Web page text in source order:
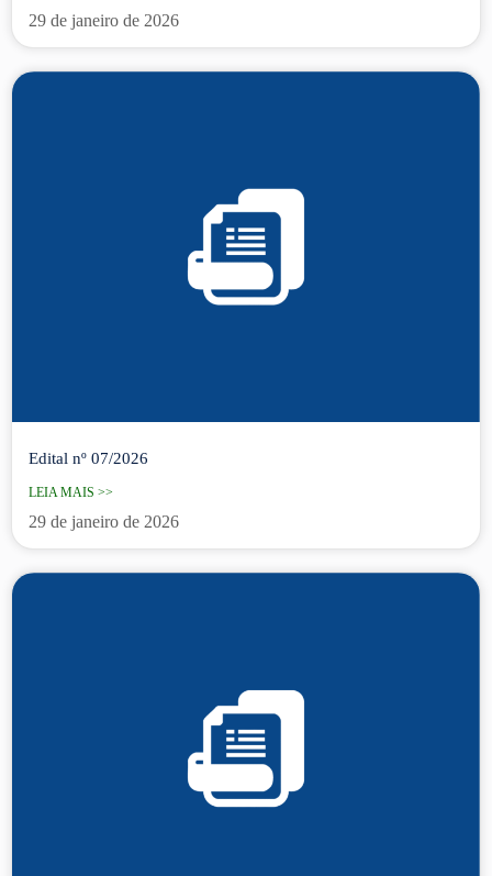
29 de janeiro de 2026
Edital nº 07/2026
LEIA MAIS >>
29 de janeiro de 2026